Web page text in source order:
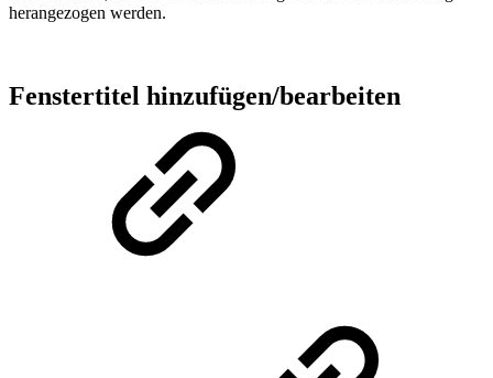
herangezogen werden.
Fenstertitel hinzufügen/bearbeiten